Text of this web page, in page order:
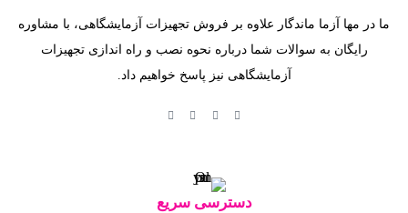
ما در مها آزما ماندگار علاوه بر فروش تجهیزات آزمایشگاهی، با مشاوره
رایگان به سوالات شما درباره نحوه نصب و راه اندازی تجهیزات
آزمایشگاهی نیز پاسخ خواهیم داد.
دسترسی سریع